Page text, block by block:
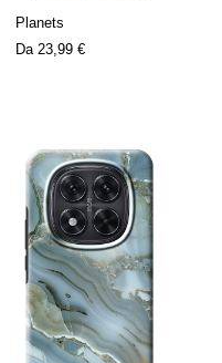
Planets
Da 23,99 €